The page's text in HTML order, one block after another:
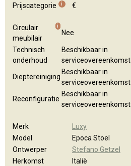
Prijscategorie i €
Circulair
meubilair
i
Nee
Technisch
onderhoud
Beschikbaar in
serviceovereenkomst
Dieptereiniging
Beschikbaar in
serviceovereenkomst
Reconfiguratie
Beschikbaar in
serviceovereenkomst
Merk
Luxy
Model
Epoca Stoel
Ontwerper
Stefano Getzel
Herkomst
Italië